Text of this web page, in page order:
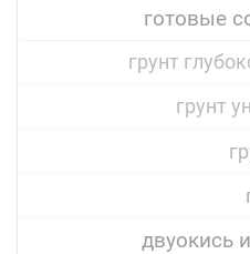
готовые
грунт
грунт
двуокись